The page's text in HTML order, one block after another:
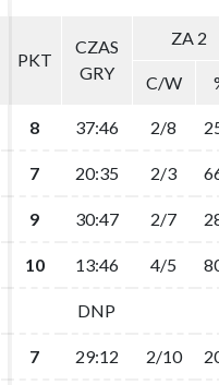
PKT
CZAS
GRY
ZA 2
C/W
8 37:46 2/8
7 20:35 2/3
9 30:47 2/7
10 13:46 4/5
DNP
7 29:12 2/10
PKT
CZAS
GRY
ZA 2
C/W
8 37:46 2/8
7 20:35 2/3
9 30:47 2/7
10 13:46 4/5
DNP
7 29:12 2/10